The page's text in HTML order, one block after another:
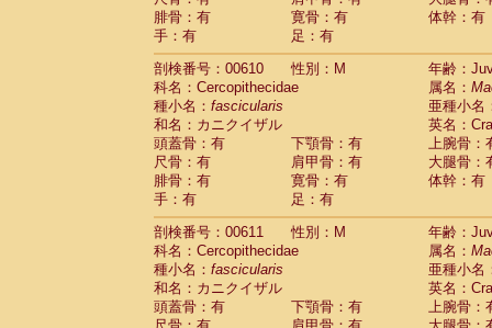
腓骨：有
寛骨：有
体幹：有
手：有
足：有
剖検番号：00610
性別：M
年齢：
科名：Cercopithecidae
属名：
種小名： fascicularis
亜種小名
和名：カニクイザル
英名：
頭蓋骨：有
下顎骨：有
上腕骨：
尺骨：有
肩甲骨：有
大腿骨：
腓骨：有
寛骨：有
体幹：有
手：有
足：有
剖検番号：00611
性別：M
年齢：
科名：Cercopithecidae
属名：
種小名： fascicularis
亜種小名
和名：カニクイザル
英名：
頭蓋骨：有
下顎骨：有
上腕骨：